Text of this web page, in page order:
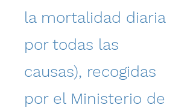
la mortalidad diaria
por todas las
causas), recogidas
por el Ministerio de